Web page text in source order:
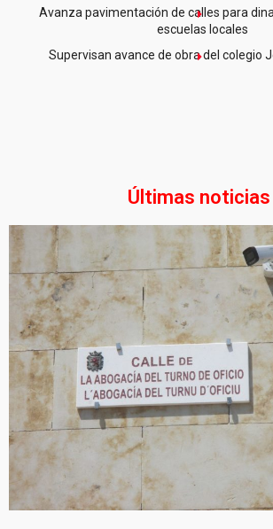
Avanza pavimentación de calles para
escuelas locales
Supervisan avance de obra del colegio
Últimas noticias